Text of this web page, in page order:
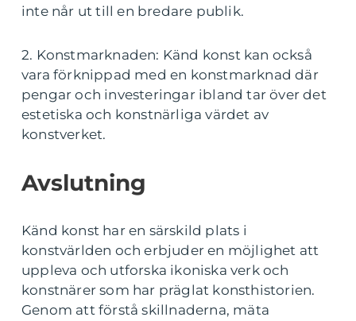
inte når ut till en bredare publik.
2. Konstmarknaden: Känd konst kan också
vara förknippad med en konstmarknad där
pengar och investeringar ibland tar över det
estetiska och konstnärliga värdet av
konstverket.
Avslutning
Känd konst har en särskild plats i
konstvärlden och erbjuder en möjlighet att
uppleva och utforska ikoniska verk och
konstnärer som har präglat konsthistorien.
Genom att förstå skillnaderna, mäta